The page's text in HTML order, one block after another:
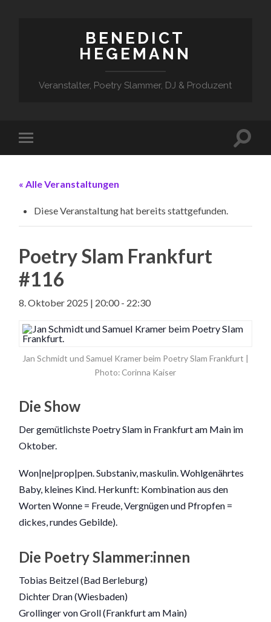
BENEDICT
HEGEMANN
Veranstalter, Poetry Slammer, DJ & Produzent
« Alle Veranstaltungen
Diese Veranstaltung hat bereits stattgefunden.
Poetry Slam Frankfurt
#116
8. Oktober 2025 | 20:00 - 22:30
Jan Schmidt und Samuel Kramer beim Poetry Slam Frankfurt |
Photo: Corinna Kaiser
Die Show
Der gemütlichste Poetry Slam in Frankfurt am Main im
Oktober.
Won|ne|prop|pen. Substaniv, maskulin. Wohlgenährtes
Baby, kleines Kind. Herkunft: Kombination aus den
Worten Wonne = Freude, Vergnügen und Pfropfen =
dickes, rundes Gebilde).
Die Poetry Slammer:innen
Tobias Beitzel (Bad Berleburg)
Dichter Dran (Wiesbaden)
Grollinger von Groll (Frankfurt am Main)